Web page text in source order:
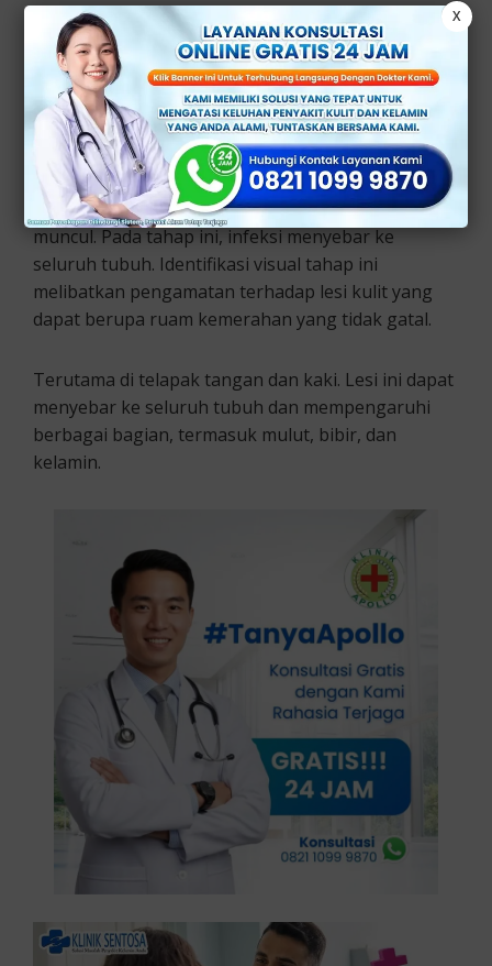
bahkan rectum. Identifikasi visual chancre dapat di
kenali dengan bentuk luka bulat dan terasa keras
saat di tekan.
2. Luka Sifilis Sekunder
Tahap sekunder sifilis terjadi beberapa minggu
hingga beberapa bulan setelah luka primer
muncul. Pada tahap ini, infeksi menyebar ke
seluruh tubuh. Identifikasi visual tahap ini
melibatkan pengamatan terhadap lesi kulit yang
dapat berupa ruam kemerahan yang tidak gatal.
Terutama di telapak tangan dan kaki. Lesi ini dapat
menyebar ke seluruh tubuh dan mempengaruhi
berbagai bagian, termasuk mulut, bibir, dan
kelamin.
X